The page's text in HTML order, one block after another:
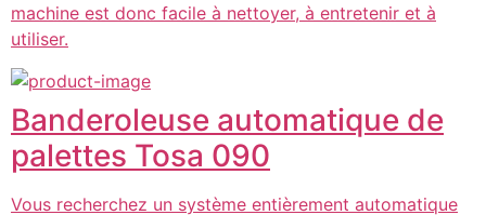
machine est donc facile à nettoyer, à entretenir et à
utiliser.
Banderoleuse automatique de
palettes Tosa 090
Vous recherchez un système entièrement automatique